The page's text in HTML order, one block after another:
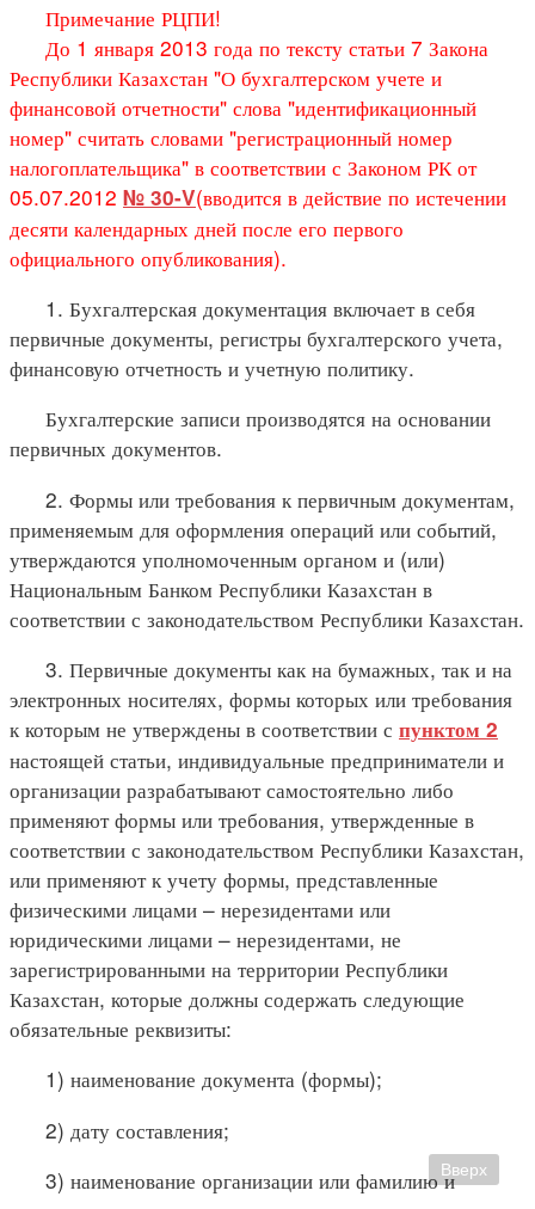
Примечание РЦПИ!
До 1 января 2013 года по тексту статьи 7 Закона
Республики Казахстан "О бухгалтерском учете и
финансовой отчетности" слова "идентификационный
номер" считать словами "регистрационный номер
налогоплательщика" в соответствии с Законом РК от
05.07.2012 № 30-V(вводится в действие по истечении
десяти календарных дней после его первого
официального опубликования).
1. Бухгалтерская документация включает в себя
первичные документы, регистры бухгалтерского учета,
финансовую отчетность и учетную политику.
Бухгалтерские записи производятся на основании
первичных документов.
2. Формы или требования к первичным документам,
применяемым для оформления операций или событий,
утверждаются уполномоченным органом и (или)
Национальным Банком Республики Казахстан в
соответствии с законодательством Республики Казахстан.
3. Первичные документы как на бумажных, так и на
электронных носителях, формы которых или требования
к которым не утверждены в соответствии с пунктом 2
настоящей статьи, индивидуальные предприниматели и
организации разрабатывают самостоятельно либо
применяют формы или требования, утвержденные в
соответствии с законодательством Республики Казахстан,
или применяют к учету формы, представленные
физическими лицами – нерезидентами или
юридическими лицами – нерезидентами, не
зарегистрированными на территории Республики
Казахстан, которые должны содержать следующие
обязательные реквизиты:
1) наименование документа (формы);
2) дату составления;
3) наименование организации или фамилию иВверх